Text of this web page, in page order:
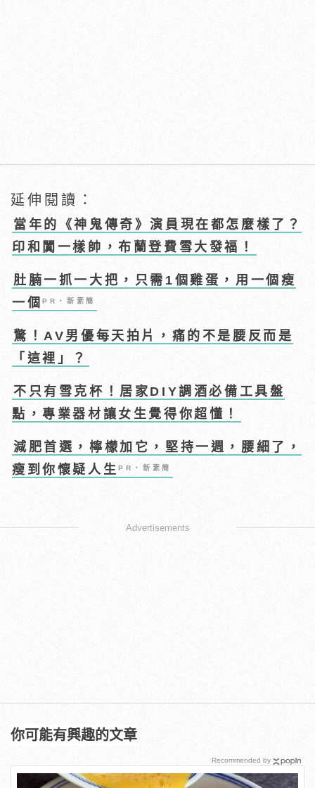
延伸閱讀：
當年的《神鬼傳奇》演員現在都怎麼樣了？
印和闐一樣帥，布蘭登費雪大發福！
肚腩一抓一大把，只需1個雞蛋，用一個瘦
一個PR・新素簡
驚！AV男優每天拍片，痛的不是腰反而是
「這裡」？
不只有雪克杯！居家DIY調酒必備工具盤
點，專業器材讓女生覺得你超懂！
減肥首選，檸檬加它，堅持一週，腰細了，
瘦到你懷疑人生PR・新素簡
Advertisements
你可能有興趣的文章
Recommended by